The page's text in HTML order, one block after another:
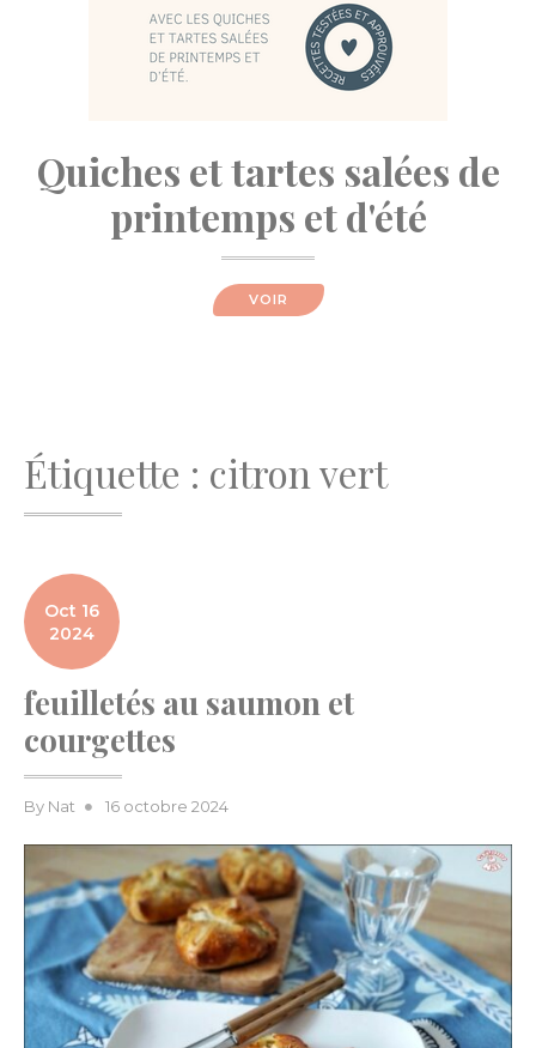
Quiches et tartes salées de
printemps et d'été
VOIR
Étiquette : citron vert
Oct 16
2024
feuilletés au saumon et
courgettes
By Nat
Posted
16 octobre 2024